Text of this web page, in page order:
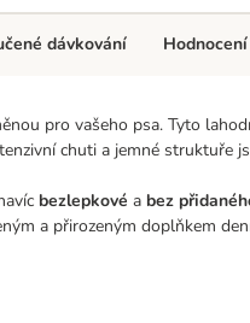
pro vašeho psa. Tyto
chuti a jemné struktuře
bezlepkové a bez
a přirozeným doplňkem
dávkování Hodnocení